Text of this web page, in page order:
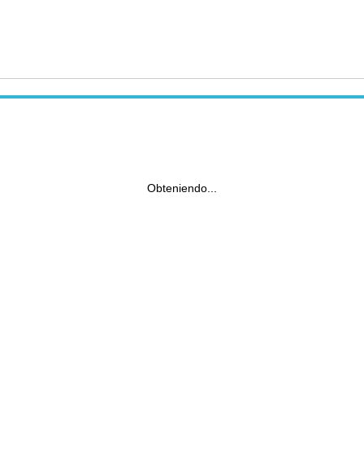
Obteniendo...